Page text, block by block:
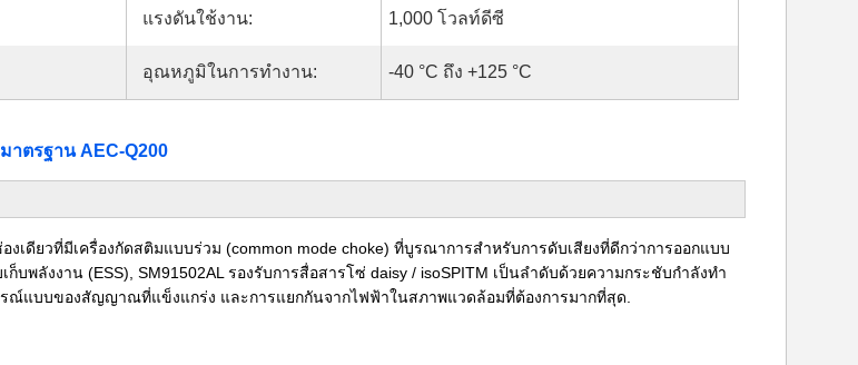
แรงดันใช้งาน: 1,000 โวลท์ดีซี
อุณหภูมิในการทำงาน: -40 °C ถึง +125 °C
าตรฐาน AEC-Q200
เดียวที่มีเครื่องกัดสติมแบบร่วม (common mode choke) ที่บูรณาการสําหรับการดับเสียงที่ดีกว่าการออกแบบ
พลังงาน (ESS), SM91502AL รองรับการสื่อสารโซ่ daisy / isoSPITM เป็นลําดับด้วยความกระชับกําลังทํา
ณ์แบบของสัญญาณที่แข็งแกร่ง และการแยกกันจากไฟฟ้าในสภาพแวดล้อมที่ต้องการมากที่สุด.